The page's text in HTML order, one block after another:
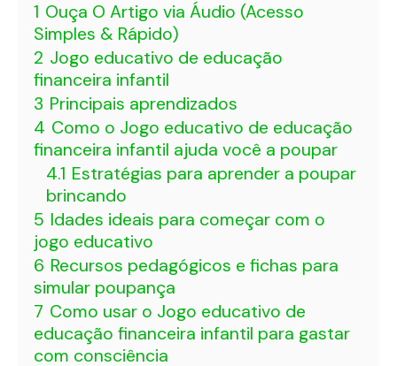
1 Ouça O Artigo via Áudio (Acesso
Simples & Rápido)
2 Jogo educativo de educação
financeira infantil
3 Principais aprendizados
4 Como o Jogo educativo de educação
financeira infantil ajuda você a poupar
4.1 Estratégias para aprender a poupar
brincando
5 Idades ideais para começar com o
jogo educativo
6 Recursos pedagógicos e fichas para
simular poupança
7 Como usar o Jogo educativo de
educação financeira infantil para gastar
com consciência